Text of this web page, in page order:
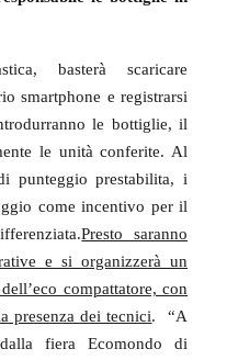
basterà scaricare
smartphone e registrarsi
le bottiglie, il
le unità conferite. Al
punteggio prestabilita, i
come incentivo per il
Presto saranno
e si organizzerà un
compattatore, con
presenza dei tecnici.“A
fiera Ecomondo di